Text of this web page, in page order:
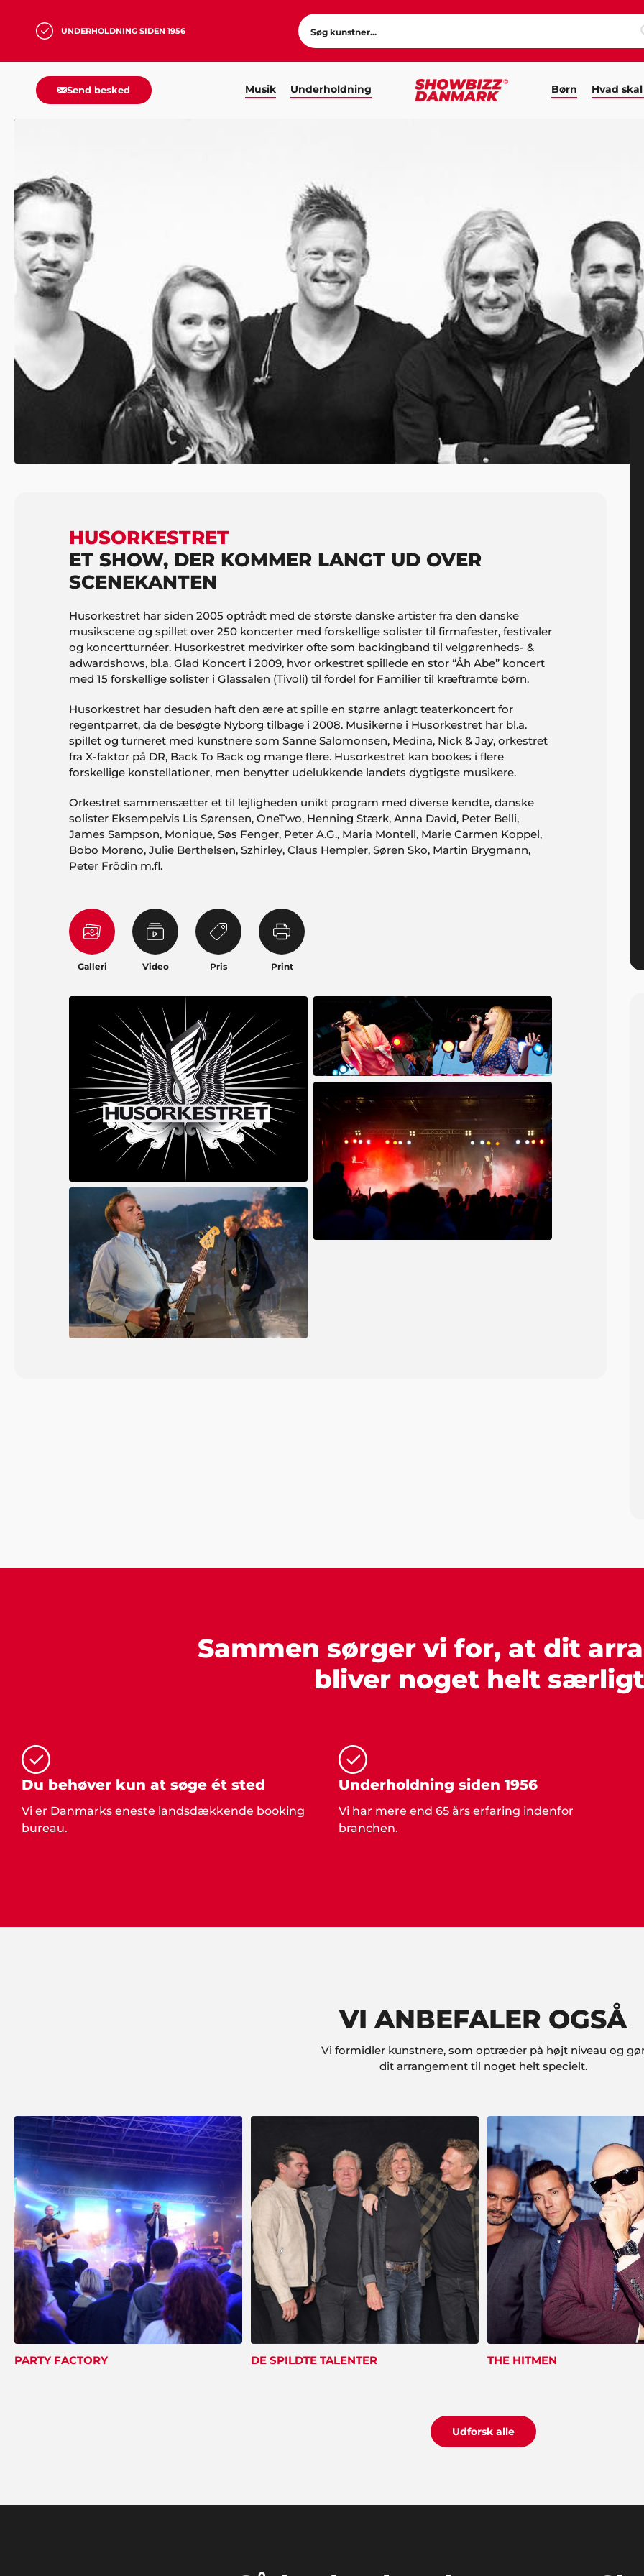
UNDERHOLDNING SIDEN 1956
Send besked Musik Underholdning Børn Hvad
HUSORKESTRET
ET SHOW, DER KOMMER LANGT UD OVER
SCENEKANTEN
Husorkestret har siden 2005 optrådt med de største danske artister fra den danske
musikscene og spillet over 250 koncerter med forskellige solister til firmafester, festivaler
og koncertturnéer. Husorkestret medvirker ofte som backingband til velgørenheds- &
adwardshows, bl.a. Glad Koncert i 2009, hvor orkestret spillede en stor “Åh Abe” koncert
med 15 forskellige solister i Glassalen (Tivoli) til fordel for Familier til kræftramte børn.
Husorkestret har desuden haft den ære at spille en større anlagt teaterkoncert for
regentparret, da de besøgte Nyborg tilbage i 2008. Musikerne i Husorkestret har bl.a.
spillet og turneret med kunstnere som Sanne Salomonsen, Medina, Nick & Jay, orkestret
fra X-faktor på DR, Back To Back og mange flere. Husorkestret kan bookes i flere
forskellige konstellationer, men benytter udelukkende landets dygtigste musikere.
Orkestret sammensætter et til lejligheden unikt program med diverse kendte, danske
solister Eksempelvis Lis Sørensen, OneTwo, Henning Stærk, Anna David, Peter Belli,
James Sampson, Monique, Søs Fenger, Peter A.G., Maria Montell, Marie Carmen Koppel,
Bobo Moreno, Julie Berthelsen, Szhirley, Claus Hempler, Søren Sko, Martin Brygmann,
Peter Frödin m.fl.
Galleri Video Pris Print
Sammen sørger vi for, at dit
bliver noget helt
Du behøver kun at søge ét sted
Vi er Danmarks eneste landsdækkende booking
bureau.
Underholdning siden 1956
Vi har mere end 65 års erfaring indenfor
branchen.
VI ANBEFALER OGSÅ
Vi formidler kunstnere, som optræder på højt niveau og
dit arrangement til noget helt specielt.
PARTY FACTORY DE SPILDTE TALENTER THE HITMEN
Udforsk alle